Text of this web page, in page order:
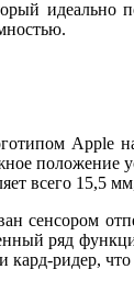
идеально
положение
всего 15,5
сенсором
ряд
ридер,